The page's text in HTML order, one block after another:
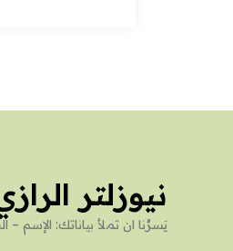
نيوزلتر
يَسرُنا ان تملأ بياناتك: الإسم